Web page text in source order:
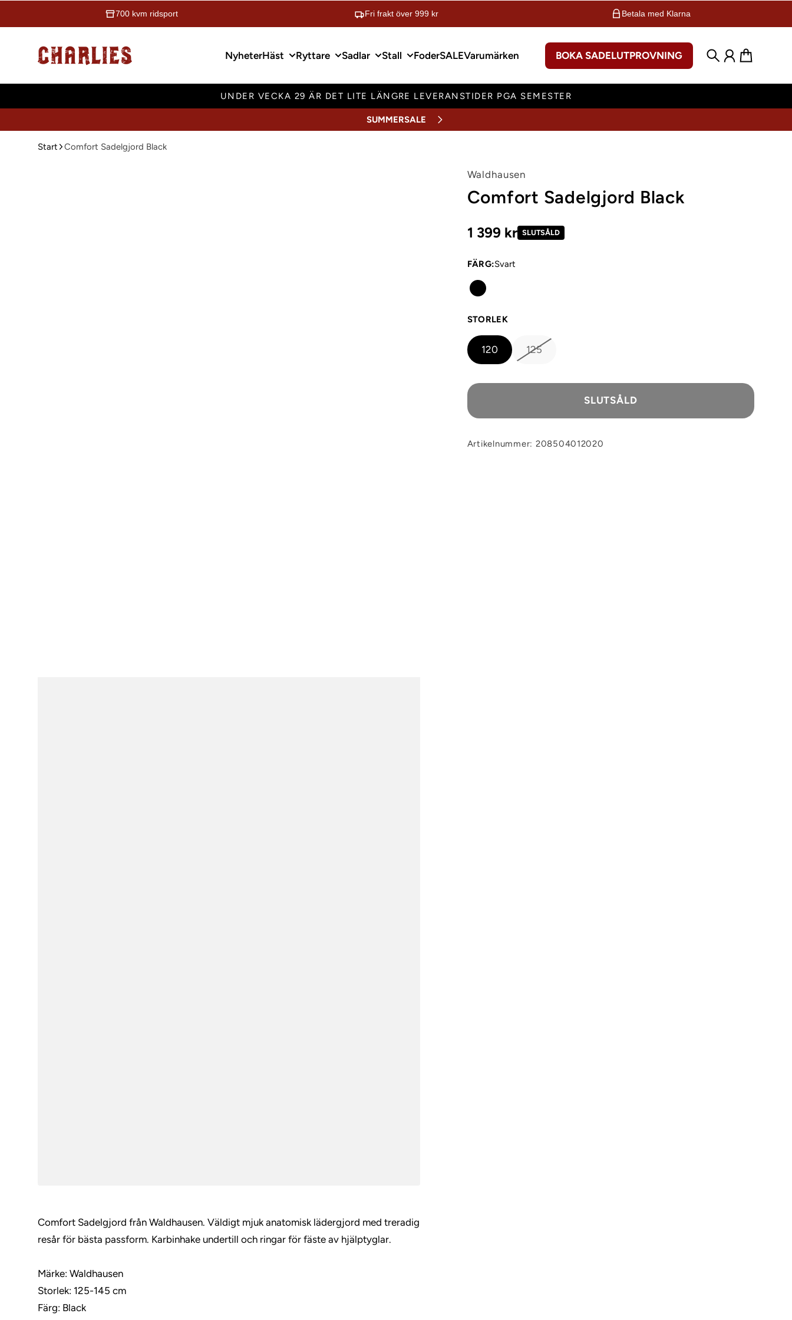
700 kvm ridsport Fri frakt över 999 kr Betala med Klarna
Charlies Ridsport
NyheterHäst Ryttare Sadlar Stall FoderSALEVarumärken BOKA SADELUTPROVNING
Sök KontoVarukorg
UNDER VECKA 29 ÄR DET LITE LÄNGRE LEVERANSTIDER PGA SEMESTER
SUMMERSALE
Start Comfort Sadelgjord Black
Waldhausen
Comfort Sadelgjord Black
1 399 kr SLUTSÅLD
FÄRG:Svart
STORLEK
120 125
SLUTSÅLD
Artikelnummer: 208504012020
Comfort Sadelgjord från Waldhausen. Väldigt mjuk anatomisk lädergjord med treradig
resår för bästa passform. Karbinhake undertill och ringar för fäste av hjälptyglar.
Märke: Waldhausen
Storlek: 125-145 cm
Färg: Black